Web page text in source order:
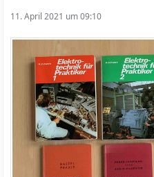
11. April 2021 um 09:10